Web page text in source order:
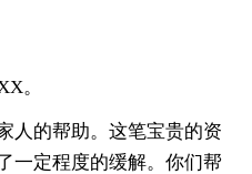
。
人的帮助。这笔宝贵的资
一定程度的缓解。你们帮